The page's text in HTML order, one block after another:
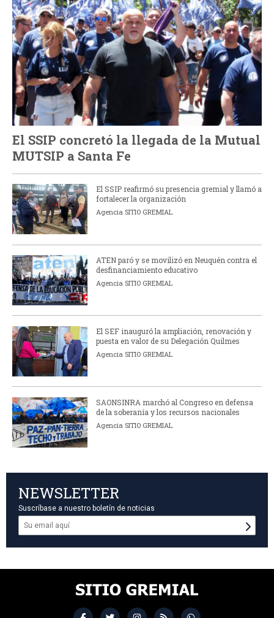
El SSIP concretó la llegada de la Mutual
MUTSIP a Santa Fe
El SSIP reafirmó su presencia gremial y llamó a
fortalecer la organización
Agencia SITIO GREMIAL
ATEN paró y se movilizó en Neuquén contra el
desfinanciamiento educativo
Agencia SITIO GREMIAL
El SEF inauguró la ampliación, renovación y
puesta en valor de su Delegación Quilmes
Agencia SITIO GREMIAL
SAONSINRA marchó al Congreso en defensa
de la soberanía y los recursos nacionales
Agencia SITIO GREMIAL
NEWSLETTER
Suscríbase a nuestro boletín de noticias